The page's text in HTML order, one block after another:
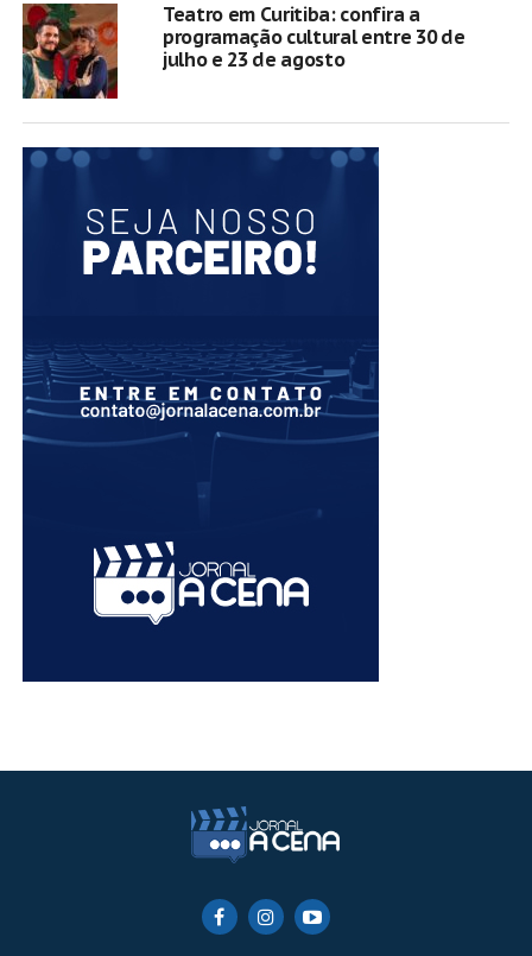
Teatro em Curitiba: confira a
programação cultural entre 30 de
julho e 23 de agosto